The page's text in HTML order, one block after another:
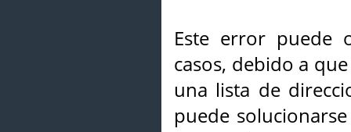
Este error puede
casos, debido a
una lista de
puede